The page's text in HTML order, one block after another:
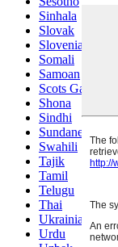
Sinhala
Slovak
Slovenian
Somali
Samoan
Scots Gaelic
Shona
Sindhi
Sundanese
Swahili
Tajik
Tamil
Telugu
Thai
Ukrainian
Urdu